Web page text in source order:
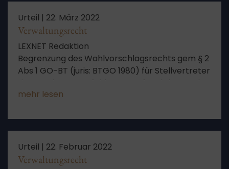
Urteil | 22. März 2022
Verwaltungsrecht
LEXNET Redaktion
Begrenzung des Wahlvorschlagsrechts gem § 2
Abs 1 GO-BT (juris: BTGO 1980) für Stellvertreter
des Bundestagspräsidenten auf Fraktionen als
gerechtfertigter Eingriff in die
Abgeordneten aus Art 38 Abs 1 S 2 GG
mehr lesen
Urteil | 22. Februar 2022
Verwaltungsrecht